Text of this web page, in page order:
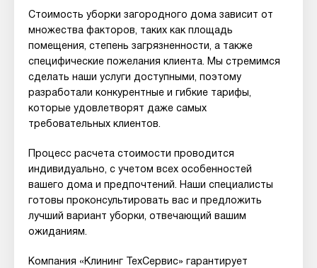
Стоимость уборки загородного дома зависит от
множества факторов, таких как площадь
помещения, степень загрязненности, а также
специфические пожелания клиента. Мы стремимся
сделать наши услуги доступными, поэтому
разработали конкурентные и гибкие тарифы,
которые удовлетворят даже самых
требовательных клиентов.
Процесс расчета стоимости проводится
индивидуально, с учетом всех особенностей
вашего дома и предпочтений. Наши специалисты
готовы проконсультировать вас и предложить
лучший вариант уборки, отвечающий вашим
ожиданиям.
Компания «Клининг ТехСервис» гарантирует